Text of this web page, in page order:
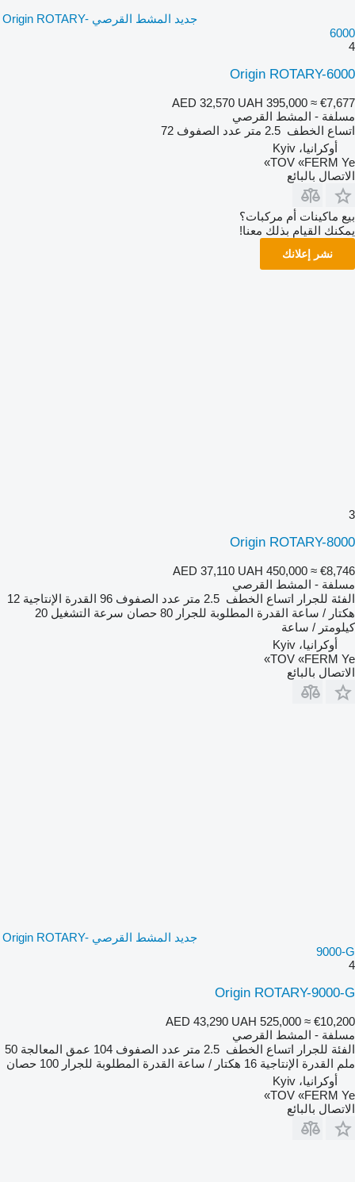
جديد المشط القرصي Origin ROTARY-
6000
4
Origin ROTARY-6000
AED 32,570 UAH 395,000 ≈ €7,677
مسلفة - المشط القرصي
اتساع الخطف 2.5 متر عدد الصفوف 72
أوكرانيا، Kyiv
TOV «FERM Ye»
الاتصال بالبائع
بيع ماكينات أم مركبات؟
يمكنك القيام بذلك معنا!
نشر إعلانك
3
Origin ROTARY-8000
AED 37,110 UAH 450,000 ≈ €8,746
مسلفة - المشط القرصي
الفئة للجرار اتساع الخطف 2.5 متر عدد الصفوف 96 القدرة الإنتاجية 12
هكتار / ساعة القدرة المطلوبة للجرار 80 حصان سرعة التشغيل 20
كيلومتر / ساعة
أوكرانيا، Kyiv
TOV «FERM Ye»
الاتصال بالبائع
جديد المشط القرصي Origin ROTARY-
9000-G
4
Origin ROTARY-9000-G
AED 43,290 UAH 525,000 ≈ €10,200
مسلفة - المشط القرصي
الفئة للجرار اتساع الخطف 2.5 متر عدد الصفوف 104 عمق المعالجة 50
ملم القدرة الإنتاجية 16 هكتار / ساعة القدرة المطلوبة للجرار 100 حصان
أوكرانيا، Kyiv
TOV «FERM Ye»
الاتصال بالبائع